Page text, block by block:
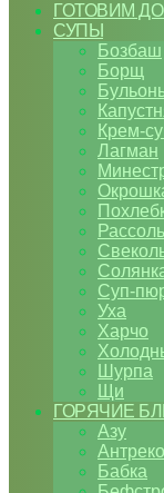
ГОТОВИМ
СУПЫ
Бозбаш
Борщ
Крем-
Лагман
Суп-
Уха
Харчо
Шурпа
Щи
ГОРЯЧИЕ
Азу
Бабка